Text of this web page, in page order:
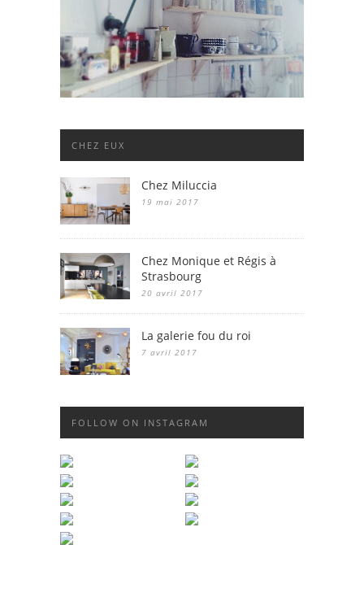
CHEZ EUX
Chez Miluccia
19 mai 2017
Chez Monique et Régis à
Strasbourg
20 avril 2017
La galerie fou du roi
7 avril 2017
FOLLOW ON INSTAGRAM